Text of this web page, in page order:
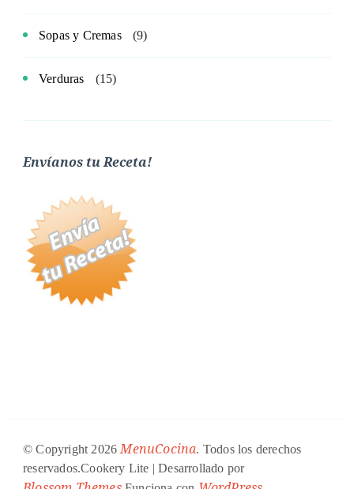
Sopas y Cremas (9)
Verduras (15)
Envíanos tu Receta!
© Copyright 2026 MenuCocina. Todos los derechos
reservados.Cookery Lite | Desarrollado por